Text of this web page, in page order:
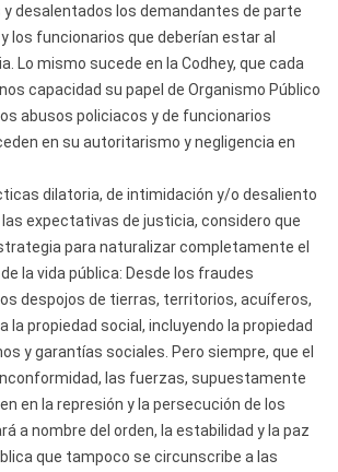
desalentados los demandantes de parte
los funcionarios que deberían estar al
Lo mismo sucede en la Codhey, que cada
capacidad su papel de Organismo Público
abusos policiacos y de funcionarios
en su autoritarismo y negligencia en
dilatoria, de intimidación y/o desaliento
expectativas de justicia, considero que
para naturalizar completamente el
la vida pública: Desde los fraudes
despojos de tierras, territorios, acuíferos,
la propiedad social, incluyendo la propiedad
y garantías sociales. Pero siempre, que el
las fuerzas, supuestamente
en la represión y la persecución de los
a nombre del orden, la estabilidad y la paz
que tampoco se circunscribe a las